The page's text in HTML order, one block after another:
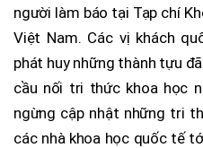
người làm báo tại Tạp chí
Việt Nam. Các vị khách
phát huy những thành tựu
cầu nối tri thức khoa học
ngừng cập nhật những tri
các nhà khoa học quốc tế